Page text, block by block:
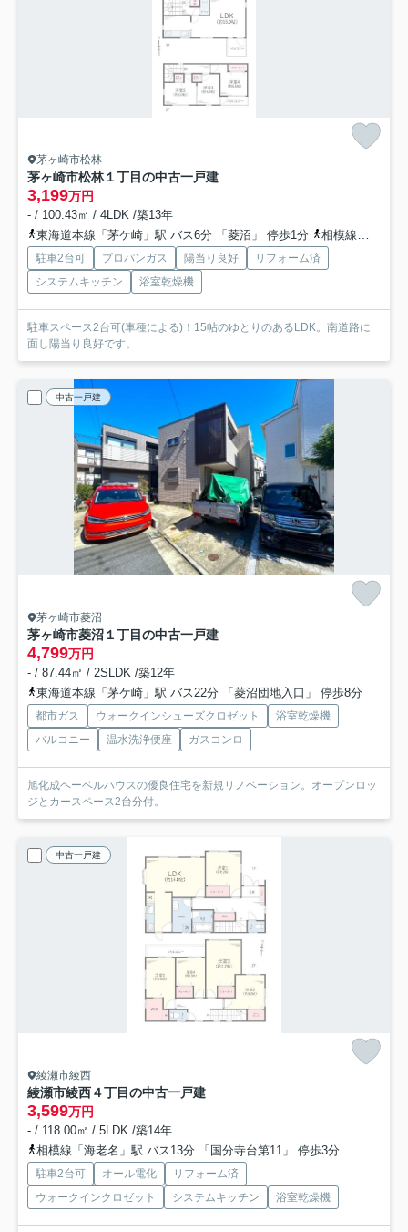
茅ヶ崎市松林
茅ヶ崎市松林１丁目の中古一戸建
3,199万円
- / 100.43㎡ / 4LDK /築13年
東海道本線「茅ケ崎」駅 バス6分 「菱沼」 停歩1分
相模線「茅ケ崎」駅 バス6分 「菱沼」 停歩1分
駐車2台可 プロパンガス 陽当り良好
リフォーム済
システムキッチン
浴室乾燥機
駐車スペース2台可(車種による)！15帖のゆとりのあるLDK。南道路に
面し陽当り良好です。
中古一戸建
茅ヶ崎市菱沼
茅ヶ崎市菱沼１丁目の中古一戸建
4,799万円
- / 87.44㎡ / 2SLDK /築12年
東海道本線「茅ケ崎」駅 バス22分 「菱沼団地入口」 停歩8分
都市ガス ウォークインシューズクロゼット
浴室乾燥機
バルコニー
温水洗浄便座 ガスコンロ
旭化成ヘーベルハウスの優良住宅を新規リノベーション。オープンロッ
ジとカースペース2台分付。
中古一戸建
綾瀬市綾西
綾瀬市綾西４丁目の中古一戸建
3,599万円
- / 118.00㎡ / 5LDK /築14年
相模線「海老名」駅 バス13分 「国分寺台第11」 停歩3分
駐車2台可 オール電化
リフォーム済
ウォークインクロゼット
システムキッチン 浴室乾燥機